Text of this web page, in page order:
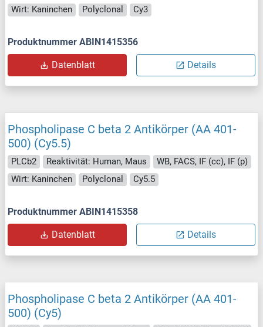
Wirt: Kaninchen Polyclonal Cy3
Produktnummer ABIN1415356
Datenblatt Details
Phospholipase C beta 2 Antikörper (AA 401-
500) (Cy5.5)
PLCb2 Reaktivität: Human, Maus
WB, FACS, IF (cc), IF (p)
Wirt: Kaninchen
Polyclonal Cy5.5
Produktnummer ABIN1415358
Datenblatt Details
Phospholipase C beta 2 Antikörper (AA 401-
500) (Cy5)